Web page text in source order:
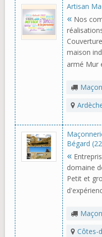
Artisan
« Nos
maison
armé Mur
Bégard
«
domaine
Petit et
Côtes-